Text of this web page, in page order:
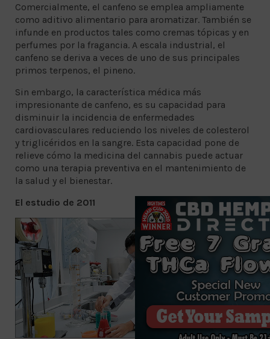
Comercialmente, el canfeno se emplea ampliamente
como aditivo alimentario para aromatizar. También se
infunde en productos tales como cremas tópicas y en
perfumes por la fragancia. A escala industrial, el
canfeno se deriva a veces de uno de sus principales
primos terpenos, el pineno.
Sin embargo, la característica médica más
impresionante de canfeno, es su capacidad para
disminuir la incidencia de enfermedades
cardiovasculares reduciendo los niveles de colesterol
y triglicéridos en la sangre. Esta capacidad pone de
relieve cómo la medicina del cannabis puede actuar
como una terapia preventiva en el mantenimiento de
la salud y el bienestar.
El estudio de 2011